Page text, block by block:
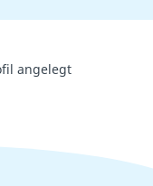
angelegt